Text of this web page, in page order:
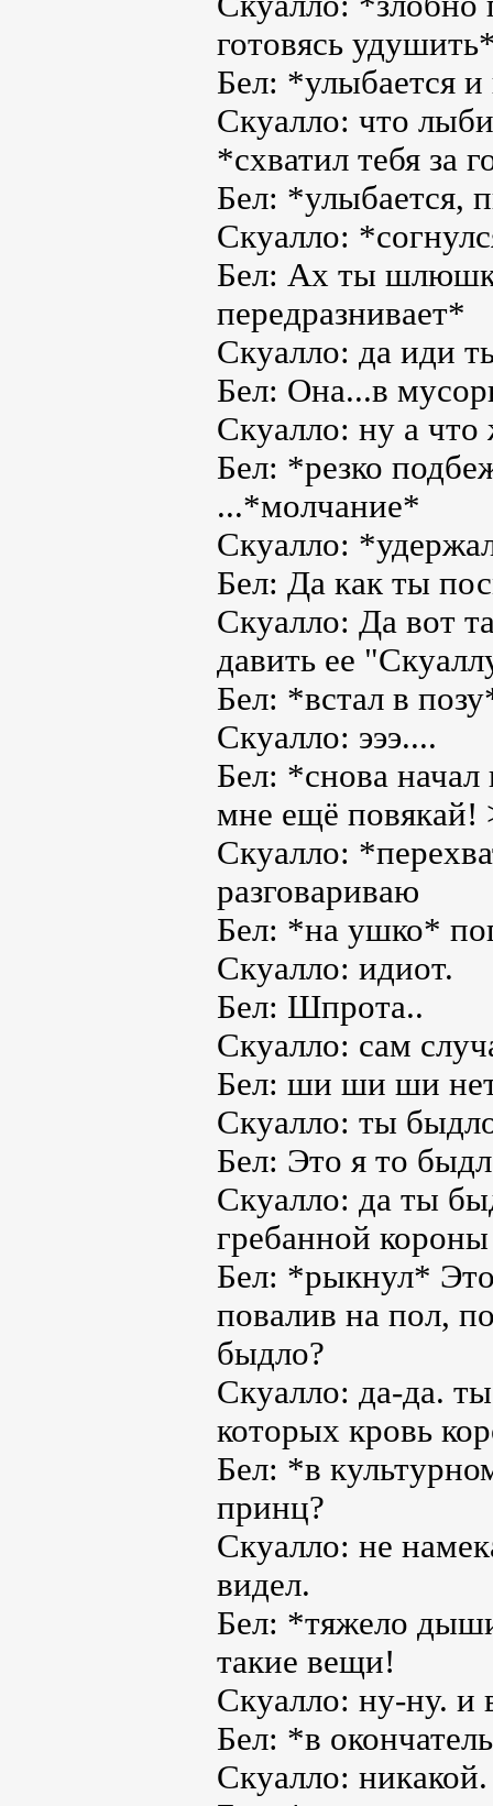
готовясь
Бел: *улыбается
Скуалло: что
*схватил тебя за
Бел: *улыбается,
Скуалло:
Бел: Ах ты
передразнивает*
Скуалло: да иди
Бел: Она...в
Скуалло: ну а
Бел: *резко
...*молчание*
Скуалло:
Бел: Да как ты
Скуалло: Да вот
давить ее
Бел: *встал в
Скуалло: эээ....
Бел: *снова начал
мне ещё повякай!
Скуалло:
разговариваю
Бел: *на ушко*
Скуалло: идиот.
Бел: Шпрота..
Скуалло: сам
Бел: ши ши ши
Скуалло: ты
Бел: Это я то
Скуалло: да ты
гребанной короны
Бел: *рыкнул*
повалив на пол,
быдло?
Скуалло: да-да.
которых кровь
Бел: *в
принц?
Скуалло: не
видел.
Бел: *тяжело
такие вещи!
Скуалло: ну-ну. и
Бел: *в
Скуалло: никакой.